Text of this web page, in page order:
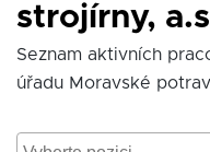
strojírny,
Seznam aktivních
úřadu Moravské